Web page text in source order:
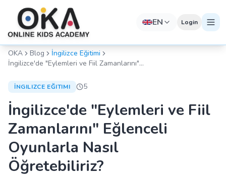
EN Login
OKA Blog
İngilizce Eğitimi
İngilizce'de "Eylemleri ve Fiil Zamanlarını"
İNGILIZCE EĞITIMI 5
İngilizce'de "Eylemleri ve Fiil
Zamanlarını" Eğlenceli
Oyunlarla Nasıl
Öğretebiliriz?